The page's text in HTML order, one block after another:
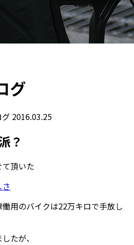
グ
2016.03.25
？
て頂いた
用のバイクは22万キロで手放し
たが、